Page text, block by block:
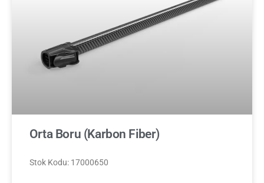
Orta Boru (Karbon Fiber)
Stok Kodu: 17000650